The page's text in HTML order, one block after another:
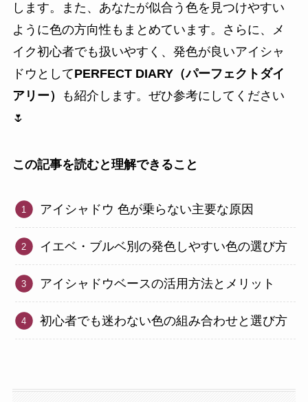
します。また、あなたが似合う色を見つけやすい
ように色の方向性もまとめています。さらに、メ
イク初心者でも扱いやすく、発色が良いアイシャ
ドウとしてPERFECT DIARY（パーフェクトダイ
アリー）
も紹介します。ぜひ参考にしてください
🌷
この記事を読むと理解できること
アイシャドウ 色が乗らない主要な原因
イエベ・ブルベ別の発色しやすい色の選び方
アイシャドウベースの活用方法とメリット
初心者でも迷わない色の組み合わせと選び方